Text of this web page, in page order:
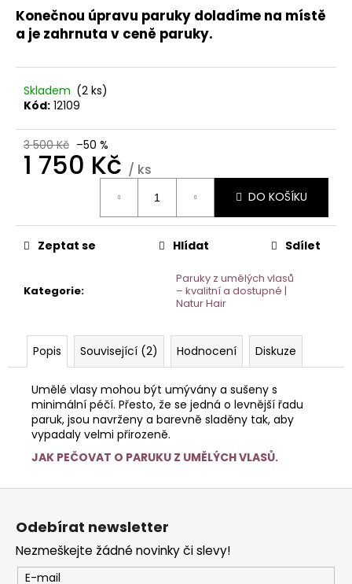
Konečnou úpravu paruky doladíme na místě
a je zahrnuta v ceně paruky.
Skladem (2 ks)
Kód: 12109
3 500 Kč –50 %
1 750 Kč / ks
DO KOŠÍKU
Kategorie:
Paruky z umělých vlasů
– kvalitní a dostupné |
Natur Hair
Zeptat se Hlídat Sdílet
Popis Související (2) Hodnocení Diskuze
Umělé vlasy mohou být umývány a sušeny s
minimální péčí. Přesto, že se jedná o levnější řadu
paruk, jsou navrženy a barevně sladěny tak, aby
vypadaly velmi přirozeně.
JAK PEČOVAT O PARUKU Z UMĚLÝCH VLASŮ.
SUPER
TAPE
–
ŠTÍTKŮ
PRODLOUŽENÍ
VLASŮ
VLASY.COM
39
Z
Odebírat newsletter
Nezmeškejte žádné novinky či slevy!
E-mail